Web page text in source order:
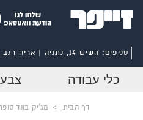
סניפים: השיש 14, נתניה | אריה רגב 17, נתניה
כלי עבודה צבע
דף הבית > מג'יק בונד